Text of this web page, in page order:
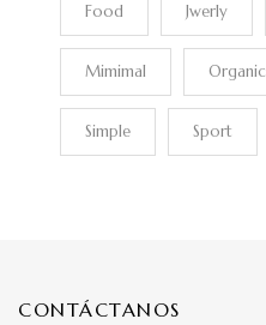
Food Jwerly
Mimimal Organic
Simple Sport
CONTÁCTANOS